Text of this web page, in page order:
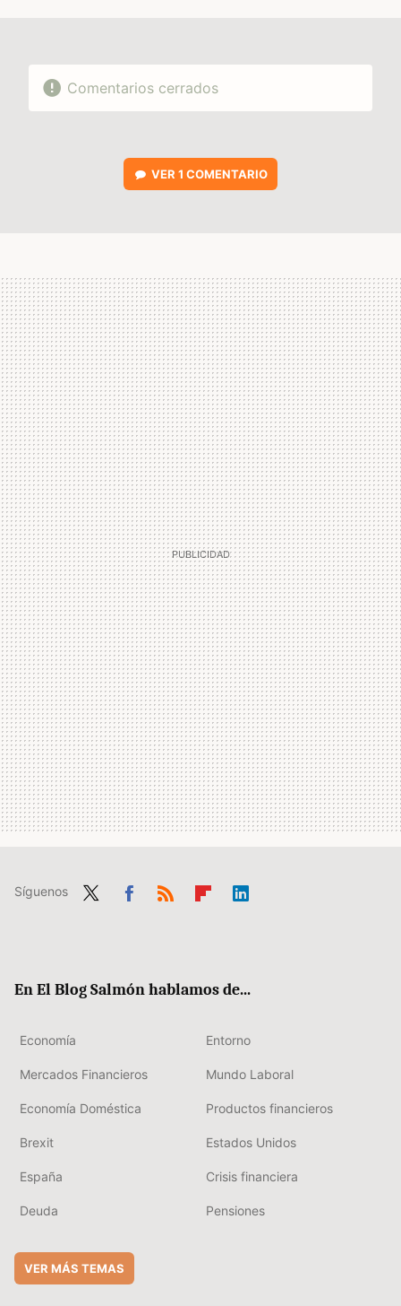
Comentarios cerrados
VER 1 COMENTARIO
Síguenos
En El Blog Salmón hablamos de...
Economía Entorno
Mercados Financieros Mundo Laboral
Economía Doméstica Productos financieros
Brexit Estados Unidos
España Crisis financiera
Deuda Pensiones
VER MÁS TEMAS